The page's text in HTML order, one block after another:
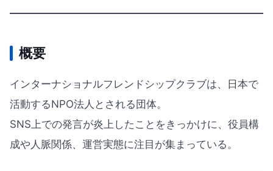
概要
インターナショナルフレンドシップクラブは、日本で
活動するNPO法人とされる団体。
SNS上での発言が炎上したことをきっかけに、役員構
成や人脈関係、運営実態に注目が集まっている。